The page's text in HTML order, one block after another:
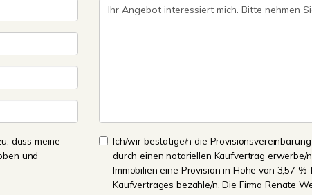
dass meine
und
Ich/wir bestätige/n die
durch einen notariellen Kaufvertrag erwerbe/
Immobilien eine Provision in Höhe von 3,57
Kaufvertrages bezahle/n. Die Firma Renate